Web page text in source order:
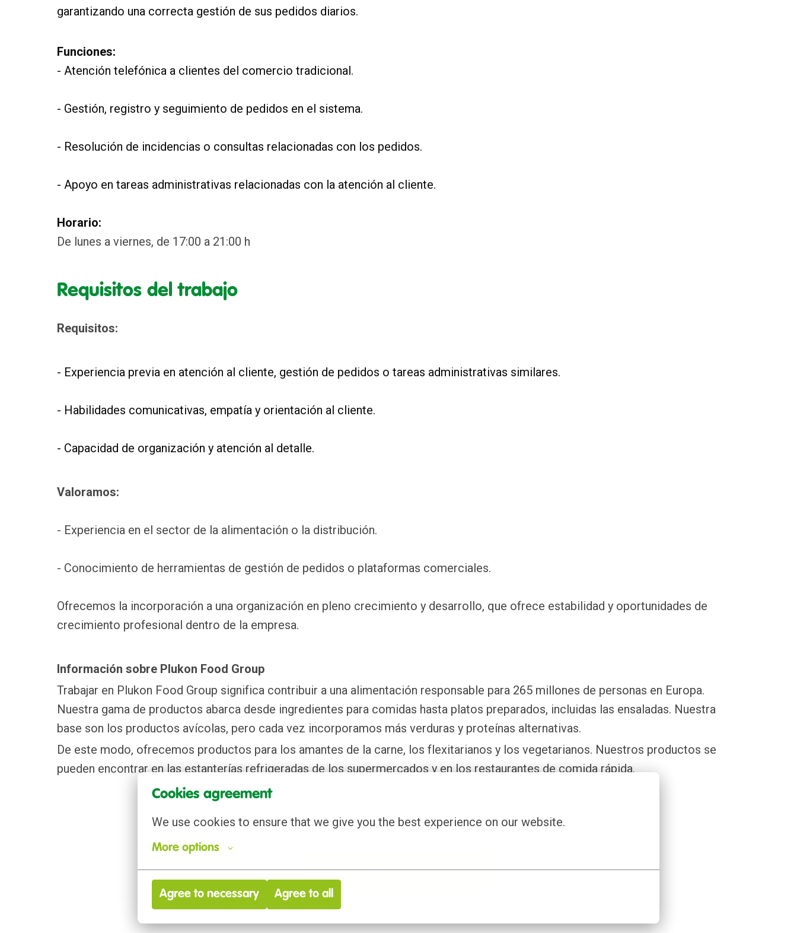
Cookies agreement
We use cookies to ensure that we give you the best experience on our website.
More options
Agree to necessary Agree to all
garantizando una correcta gestión de sus pedidos diarios.
Funciones:
- Atención telefónica a clientes del comercio tradicional.
- Gestión, registro y seguimiento de pedidos en el sistema.
- Resolución de incidencias o consultas relacionadas con los pedidos.
- Apoyo en tareas administrativas relacionadas con la atención al cliente.
Horario:
De lunes a viernes, de 17:00 a 21:00 h
Requisitos del trabajo
Requisitos:
- Experiencia previa en atención al cliente, gestión de pedidos o tareas administrativas similares.
- Habilidades comunicativas, empatía y orientación al cliente.
- Capacidad de organización y atención al detalle.
Valoramos:
- Experiencia en el sector de la alimentación o la distribución.
- Conocimiento de herramientas de gestión de pedidos o plataformas comerciales.
Ofrecemos la incorporación a una organización en pleno crecimiento y desarrollo, que ofrece estabilidad y oportunidades de
crecimiento profesional dentro de la empresa.
Información sobre Plukon Food Group
Trabajar en Plukon Food Group significa contribuir a una alimentación responsable para 265 millones de personas en Europa.
Nuestra gama de productos abarca desde ingredientes para comidas hasta platos preparados, incluidas las ensaladas. Nuestra
base son los productos avícolas, pero cada vez incorporamos más verduras y proteínas alternativas.
De este modo, ofrecemos productos para los amantes de la carne, los flexitarianos y los vegetarianos. Nuestros productos se
pueden encontrar en las estanterías refrigeradas de los supermercados y en los restaurantes de comida rápida.
Presentar solicitud